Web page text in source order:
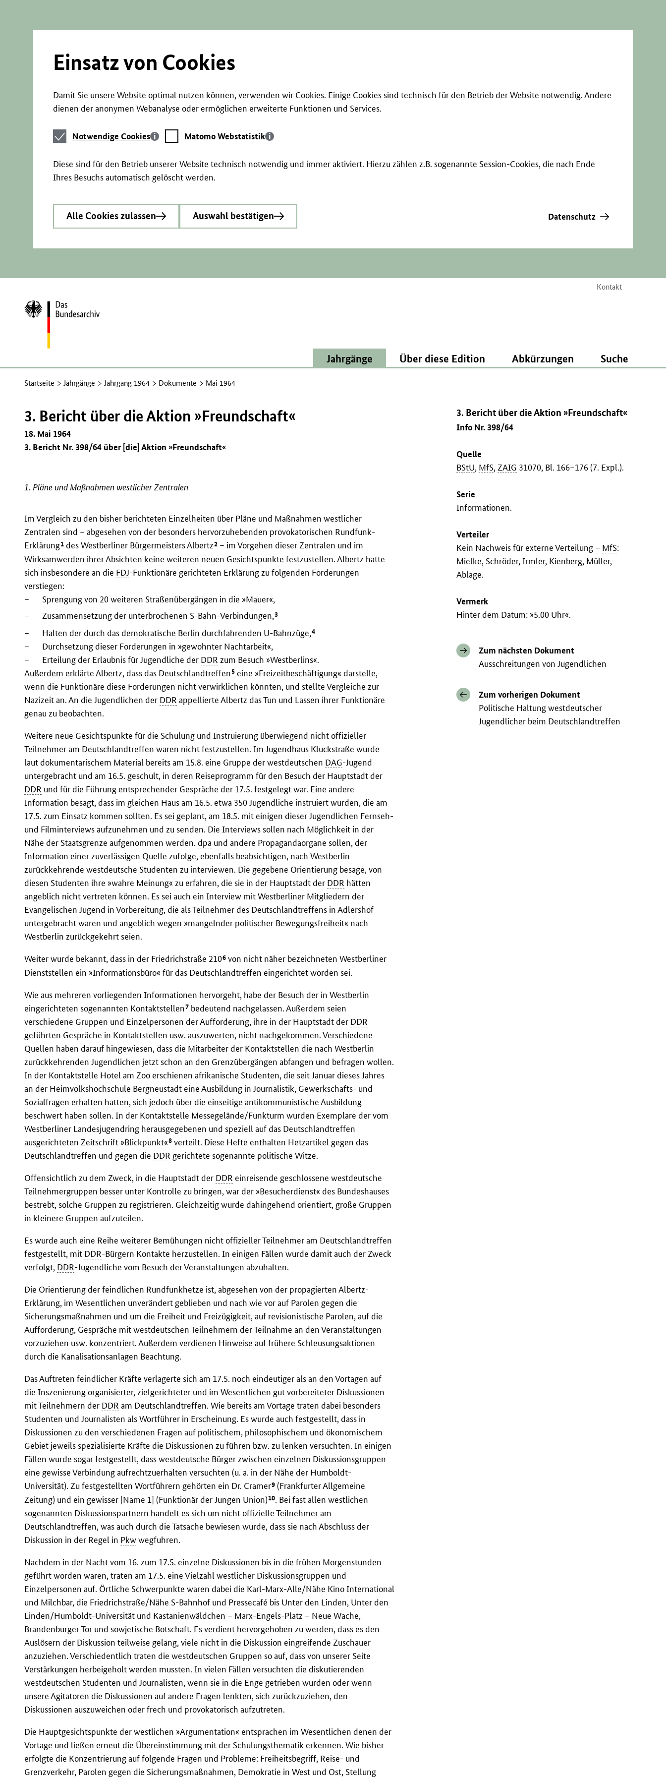
Einsatz von Cookies
Damit Sie unsere Website optimal nutzen können, verwenden wir Cookies. Einige Cookies sind technisch für den Betrieb der Website notwendig. Andere
dienen der anonymen Webanalyse oder ermöglichen erweiterte Funktionen und Services.
Notwendige
Cookies
Notwendige Cookies
Matomo
Webstatistik
Matomo Webstatistik
Diese sind für den Betrieb unserer Website technisch notwendig und immer aktiviert. Hierzu zählen z.B. sogenannte Session-Cookies, die nach Ende
Ihres Besuchs automatisch gelöscht werden.
Alle Cookies zulassen Auswahl bestätigen Datenschutz
Kontakt
Zur
Startseite
Jahrgänge Über diese Edition Abkürzungen Suche
Startseite Jahrgänge Jahrgang 1964 Dokumente Mai 1964
3. Bericht über die Aktion »Freundschaft«
Info Nr. 398/64
Quelle
BStU, MfS,ZAIG 31070, Bl. 166–176 (7. Expl.).
Serie
Informationen.
Verteiler
Kein Nachweis für externe Verteilung – MfS:
Mielke, Schröder, Irmler, Kienberg, Müller,
Ablage.
Vermerk
Hinter dem Datum: »5.00 Uhr«.
Zum nächsten Dokument
Ausschreitungen von Jugendlichen
Zum vorherigen Dokument
Politische Haltung westdeutscher
Jugendlicher beim Deutschlandtreffen
3. Bericht über die Aktion »Freundschaft«
18. Mai 1964
3. Bericht Nr. 398/64 über [die] Aktion »Freundschaft«
1. Pläne und Maßnahmen westlicher Zentralen
Im Vergleich zu den bisher berichteten Einzelheiten über Pläne und Maßnahmen westlicher
Zentralen sind – abgesehen von der besonders hervorzuhebenden provokatorischen Rundfunk-
Erklärung1 des Westberliner Bürgermeisters Albertz2 – im Vorgehen dieser Zentralen und im
Wirksamwerden ihrer Absichten keine weiteren neuen Gesichtspunkte festzustellen. Albertz hatte
sich insbesondere an die FDJ-Funktionäre gerichteten Erklärung zu folgenden Forderungen
verstiegen:
–
Sprengung von 20 weiteren Straßenübergängen in die »Mauer«,
–
Zusammensetzung der unterbrochenen S-Bahn-Verbindungen,3
– Halten der durch das demokratische Berlin durchfahrenden U-Bahnzüge,4
–
Durchsetzung dieser Forderungen in »gewohnter Nachtarbeit«,
–
Erteilung der Erlaubnis für Jugendliche der DDR zum Besuch »Westberlins«.
Außerdem erklärte Albertz, dass das Deutschlandtreffen5 eine »Freizeitbeschäftigung« darstelle,
wenn die Funktionäre diese Forderungen nicht verwirklichen könnten, und stellte Vergleiche zur
Nazizeit an. An die Jugendlichen der DDR appellierte Albertz das Tun und Lassen ihrer Funktionäre
genau zu beobachten.
Weitere neue Gesichtspunkte für die Schulung und Instruierung überwiegend nicht offizieller
Teilnehmer am Deutschlandtreffen waren nicht festzustellen. Im Jugendhaus Kluckstraße wurde
laut dokumentarischem Material bereits am 15.8. eine Gruppe der westdeutschen DAG-Jugend
untergebracht und am 16.5. geschult, in deren Reiseprogramm für den Besuch der Hauptstadt der
DDR und für die Führung entsprechender Gespräche der 17.5. festgelegt war. Eine andere
Information besagt, dass im gleichen Haus am 16.5. etwa 350 Jugendliche instruiert wurden, die am
17.5. zum Einsatz kommen sollten. Es sei geplant, am 18.5. mit einigen dieser Jugendlichen Fernseh-
und Filminterviews aufzunehmen und zu senden. Die Interviews sollen nach Möglichkeit in der
Nähe der Staatsgrenze aufgenommen werden.dpa und andere Propagandaorgane sollen, der
Information einer zuverlässigen Quelle zufolge, ebenfalls beabsichtigen, nach Westberlin
zurückkehrende westdeutsche Studenten zu interviewen. Die gegebene Orientierung besage, von
diesen Studenten ihre »wahre Meinung« zu erfahren, die sie in der Hauptstadt der DDR hätten
angeblich nicht vertreten können. Es sei auch ein Interview mit Westberliner Mitgliedern der
Evangelischen Jugend in Vorbereitung, die als Teilnehmer des Deutschlandtreffens in Adlershof
untergebracht waren und angeblich wegen »mangelnder politischer Bewegungsfreiheit« nach
Westberlin zurückgekehrt seien.
Weiter wurde bekannt, dass in der Friedrichstraße 2106 von nicht näher bezeichneten Westberliner
Dienststellen ein »Informationsbüro« für das Deutschlandtreffen eingerichtet worden sei.
Wie aus mehreren vorliegenden Informationen hervorgeht, habe der Besuch der in Westberlin
eingerichteten sogenannten Kontaktstellen7 bedeutend nachgelassen. Außerdem seien
verschiedene Gruppen und Einzelpersonen der Aufforderung, ihre in der Hauptstadt der DDR
geführten Gespräche in Kontaktstellen usw. auszuwerten, nicht nachgekommen. Verschiedene
Quellen haben darauf hingewiesen, dass die Mitarbeiter der Kontaktstellen die nach Westberlin
zurückkehrenden Jugendlichen jetzt schon an den Grenzübergängen abfangen und befragen wollen.
In der Kontaktstelle Hotel am Zoo erschienen afrikanische Studenten, die seit Januar dieses Jahres
an der Heimvolkshochschule Bergneustadt eine Ausbildung in Journalistik, Gewerkschafts- und
Sozialfragen erhalten hatten, sich jedoch über die einseitige antikommunistische Ausbildung
beschwert haben sollen. In der Kontaktstelle Messegelände/Funkturm wurden Exemplare der vom
Westberliner Landesjugendring herausgegebenen und speziell auf das Deutschlandtreffen
ausgerichteten Zeitschrift »Blickpunkt«8 verteilt. Diese Hefte enthalten Hetzartikel gegen das
Deutschlandtreffen und gegen die DDR gerichtete sogenannte politische Witze.
Offensichtlich zu dem Zweck, in die Hauptstadt der DDR einreisende geschlossene westdeutsche
Teilnehmergruppen besser unter Kontrolle zu bringen, war der »Besucherdienst« des Bundeshauses
bestrebt, solche Gruppen zu registrieren. Gleichzeitig wurde dahingehend orientiert, große Gruppen
in kleinere Gruppen aufzuteilen.
Es wurde auch eine Reihe weiterer Bemühungen nicht offizieller Teilnehmer am Deutschlandtreffen
festgestellt, mit DDR-Bürgern Kontakte herzustellen. In einigen Fällen wurde damit auch der Zweck
verfolgt, DDR-Jugendliche vom Besuch der Veranstaltungen abzuhalten.
Die Orientierung der feindlichen Rundfunkhetze ist, abgesehen von der propagierten Albertz-
Erklärung, im Wesentlichen unverändert geblieben und nach wie vor auf Parolen gegen die
Sicherungsmaßnahmen und um die Freiheit und Freizügigkeit, auf revisionistische Parolen, auf die
Aufforderung, Gespräche mit westdeutschen Teilnehmern der Teilnahme an den Veranstaltungen
vorzuziehen usw. konzentriert. Außerdem verdienen Hinweise auf frühere Schleusungsaktionen
durch die Kanalisationsanlagen Beachtung.
Das Auftreten feindlicher Kräfte verlagerte sich am 17.5. noch eindeutiger als an den Vortagen auf
die Inszenierung organisierter, zielgerichteter und im Wesentlichen gut vorbereiteter Diskussionen
mit Teilnehmern der DDR am Deutschlandtreffen. Wie bereits am Vortage traten dabei besonders
Studenten und Journalisten als Wortführer in Erscheinung. Es wurde auch festgestellt, dass in
Diskussionen zu den verschiedenen Fragen auf politischem, philosophischem und ökonomischem
Gebiet jeweils spezialisierte Kräfte die Diskussionen zu führen bzw. zu lenken versuchten. In einigen
Fällen wurde sogar festgestellt, dass westdeutsche Bürger zwischen einzelnen Diskussionsgruppen
eine gewisse Verbindung aufrechtzuerhalten versuchten (u. a. in der Nähe der Humboldt-
Universität). Zu festgestellten Wortführern gehörten ein Dr. Cramer9 (Frankfurter Allgemeine
Zeitung) und ein gewisser [Name 1] (Funktionär der Jungen Union)10. Bei fast allen westlichen
sogenannten Diskussionspartnern handelt es sich um nicht offizielle Teilnehmer am
Deutschlandtreffen, was auch durch die Tatsache bewiesen wurde, dass sie nach Abschluss der
Diskussion in der Regel in Pkwwegfuhren.
Nachdem in der Nacht vom 16. zum 17.5. einzelne Diskussionen bis in die frühen Morgenstunden
geführt worden waren, traten am 17.5. eine Vielzahl westlicher Diskussionsgruppen und
Einzelpersonen auf. Örtliche Schwerpunkte waren dabei die Karl-Marx-Alle/Nähe Kino International
und Milchbar, die Friedrichstraße/Nähe S-Bahnhof und Pressecafé bis Unter den Linden, Unter den
Linden/Humboldt-Universität und Kastanienwäldchen – Marx-Engels-Platz – Neue Wache,
Brandenburger Tor und sowjetische Botschaft. Es verdient hervorgehoben zu werden, dass es den
Auslösern der Diskussion teilweise gelang, viele nicht in die Diskussion eingreifende Zuschauer
anzuziehen. Verschiedentlich traten die westdeutschen Gruppen so auf, dass von unserer Seite
Verstärkungen herbeigeholt werden mussten. In vielen Fällen versuchten die diskutierenden
westdeutschen Studenten und Journalisten, wenn sie in die Enge getrieben wurden oder wenn
unsere Agitatoren die Diskussionen auf andere Fragen lenkten, sich zurückzuziehen, den
Diskussionen auszuweichen oder frech und provokatorisch aufzutreten.
Die Hauptgesichtspunkte der westlichen »Argumentation« entsprachen im Wesentlichen denen der
Vortage und ließen erneut die Übereinstimmung mit der Schulungsthematik erkennen. Wie bisher
erfolgte die Konzentrierung auf folgende Fragen und Probleme: Freiheitsbegriff, Reise- und
Grenzverkehr, Parolen gegen die Sicherungsmaßnahmen, Demokratie in West und Ost, Stellung